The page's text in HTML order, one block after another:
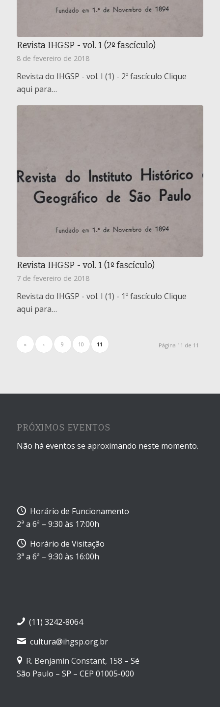
Revista IHGSP - vol. 1 (2º fascículo)
8 de fevereiro de 2018
Revista do IHGSP - vol. I (1) - 2º fascículo Clique
aqui para…
Revista IHGSP - vol. 1 (1º fascículo)
7 de fevereiro de 2018
Revista do IHGSP - vol. I (1) - 1º fascículo Clique
aqui para…
Página 11 de 11
« ‹ 9 10 11
PRÓXIMOS EVENTOS
Não há eventos se aproximando neste momento.
Horário de Funcionamento
2ª a 6ª – 9:30 às 17:00h
Horário de Visitação
3ª a 6ª – 9:30 às 16:00h
(11) 3242-8064
cultura@ihgsp.org.br
R. Benjamin Constant, 158 – Sé
São Paulo – SP – CEP 01005-000